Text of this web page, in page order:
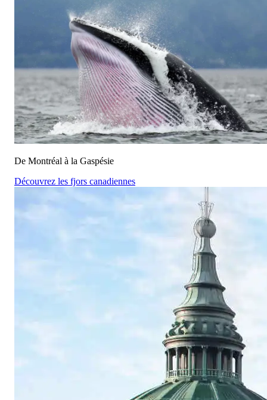
De Montréal à la Gaspésie
Découvrez les fjors canadiennes